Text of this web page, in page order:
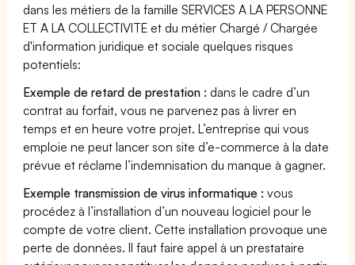
dans les métiers de la famille SERVICES A LA PERSONNE
ET A LA COLLECTIVITE et du métier Chargé / Chargée
d'information juridique et sociale quelques risques
potentiels:
Exemple de retard de prestation : dans le cadre d’un
contrat au forfait, vous ne parvenez pas à livrer en
temps et en heure votre projet. L’entreprise qui vous
emploie ne peut lancer son site d’e-commerce à la date
prévue et réclame l’indemnisation du manque à gagner.
Exemple transmission de virus informatique : vous
procédez à l’installation d’un nouveau logiciel pour le
compte de votre client. Cette installation provoque une
perte de données. Il faut faire appel à un prestataire